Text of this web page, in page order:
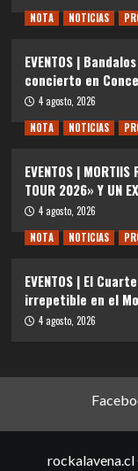
NOTA
NOTICIAS
EVENTOS |
concierto en
4 agosto, 2026
NOTA
NOTICIAS
EVENTOS | MORTIIS
TOUR 2026» Y UN
4 agosto, 2026
NOTA
NOTICIAS
EVENTOS | El
irrepetible en el
4 agosto, 2026